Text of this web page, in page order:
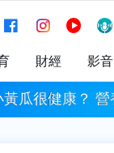
財經 影音
瓜很健康？ 營